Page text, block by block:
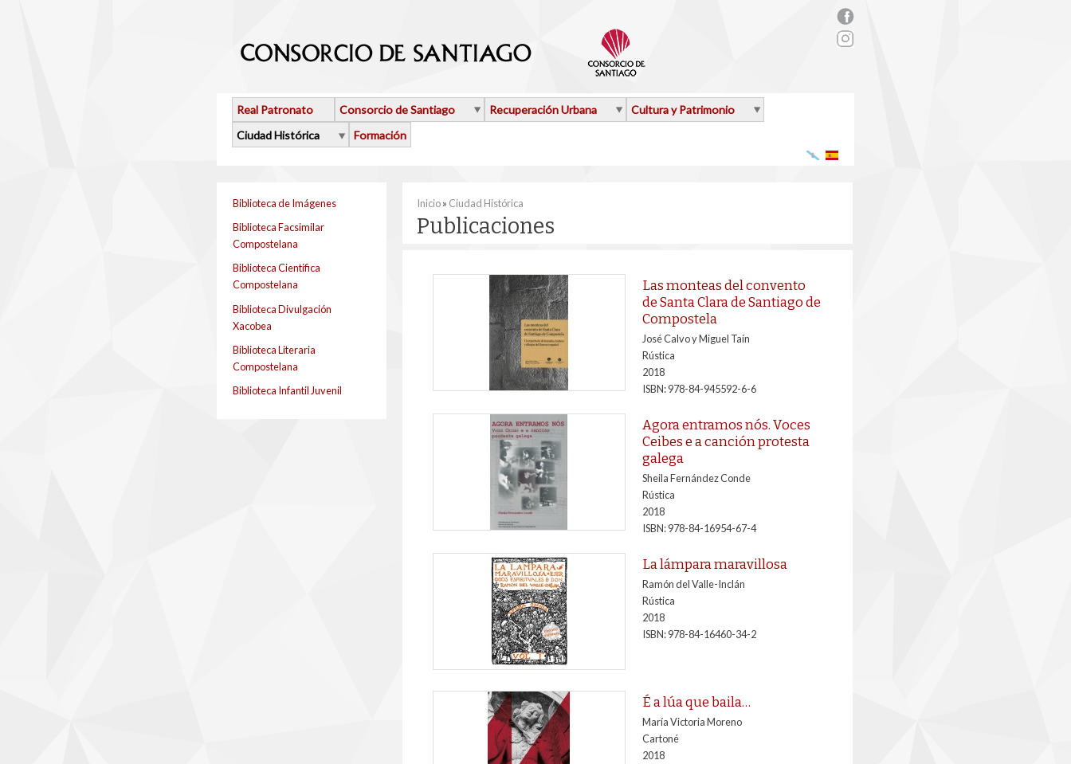
rs_facebook.png
Real Patronato Consorcio de Santiago Recuperación Urbana
Cultura y Patrimonio
Ciudad Histórica
Formación
Biblioteca de Imágenes
Biblioteca Facsimilar
Compostelana
Biblioteca Cientifica
Compostelana
Biblioteca Divulgación
Xacobea
Biblioteca Literaria
Compostelana
Biblioteca Infantil Juvenil
Se encuentra usted aquí
Inicio» Ciudad Histórica
Publicaciones
Las monteas del convento
de Santa Clara de Santiago de
Compostela
José Calvo y Miguel Taín
Rústica
2018
ISBN: 978-84-945592-6-6
Agora entramos nós. Voces
Ceibes e a canción protesta
galega
Sheila Fernández Conde
Rústica
2018
ISBN: 978-84-16954-67-4
La lámpara maravillosa
Ramón del Valle-Inclán
Rústica
2018
ISBN: 978-84-16460-34-2
É a lúa que baila…
María Victoria Moreno
Cartoné
2018